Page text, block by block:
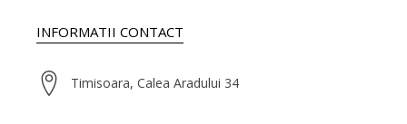
INFORMATII CONTACT
Timisoara, Calea Aradului 34